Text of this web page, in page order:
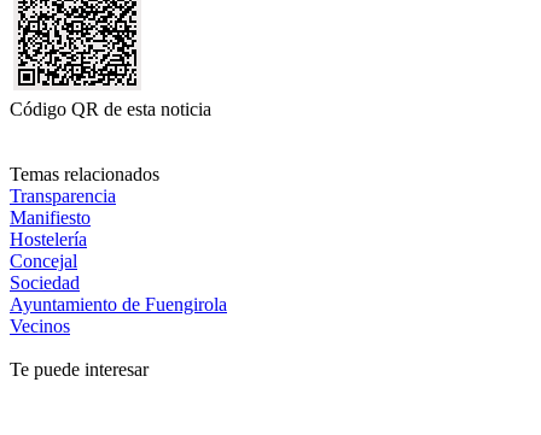
Código QR de esta noticia
Temas relacionados
Transparencia
Manifiesto
Hostelería
Concejal
Sociedad
Ayuntamiento de Fuengirola
Vecinos
Te puede interesar